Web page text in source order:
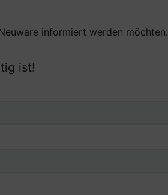
informiert werden möchten.
ist!